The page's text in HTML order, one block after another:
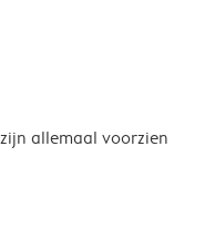
allemaal voorzien